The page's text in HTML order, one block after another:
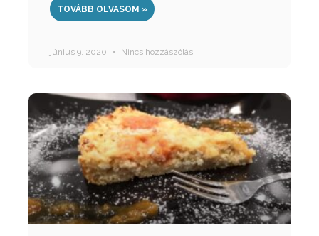
TOVÁBB OLVASOM »
június 9, 2020 Nincs hozzászólás